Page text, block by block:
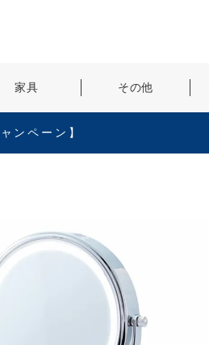
家具 その他
ンペーン】